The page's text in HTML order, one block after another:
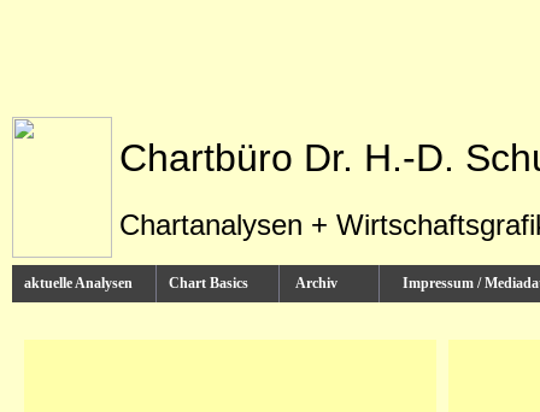
Chartbüro Dr. H.-D.
Chartanalysen +
aktuelle Analysen Chart Basics Archiv Impressum /